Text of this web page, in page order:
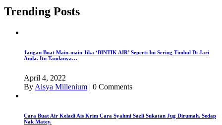
Trending Posts
Jangan Buat Main-main Jika ‘BINTIK AIR’ Seperti Ini Sering Timbul Di Jari
Anda. Itu Tandanya…
April 4, 2022
By Aisya Millenium | 0 Comments
Cara Buat Air Keladi Ais Krim Cara Syahmi Sazli Sukatan Jug Dirumah. Sedap
Nak Matey.